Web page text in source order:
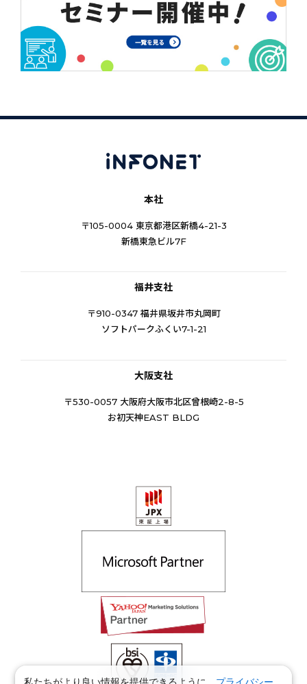
本社
〒105-0004 東京都港区新橋4-21-3
新橋東急ビル7F
福井支社
〒910-0347 福井県坂井市丸岡町
ソフトパークふくい7-1-21
大阪支社
〒530-0057 大阪府大阪市北区曾根崎2-8-5
お初天神EAST BLDG
私たちがより良い情報を提供できるように、 プライバシー